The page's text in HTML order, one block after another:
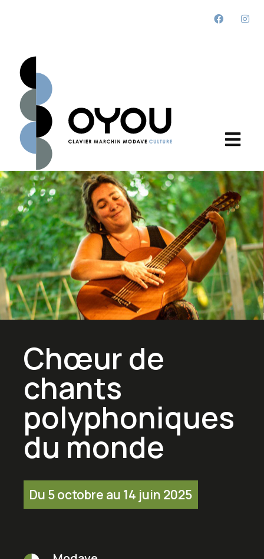
Chœur de
chants
polyphoniques
du monde
Du 5 octobre au 14 juin 2025